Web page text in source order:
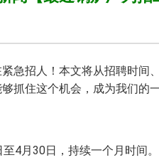
急招人！本文将从招聘时间
抓住这个机会，成为我们的一
4月30日，持续一个月时间